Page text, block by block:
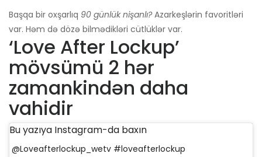
Başqa bir oxşarlıq 90 günlük nişanlı?Azarkeşlərin favoritləri
var. Həm də dözə bilmədikləri cütlüklər var.
‘Love After Lockup’
mövsümü 2 hər
zamankindən daha
vahidir
Bu yazıya Instagram-da baxın
@Loveafterlockup_wetv #loveafterlockup